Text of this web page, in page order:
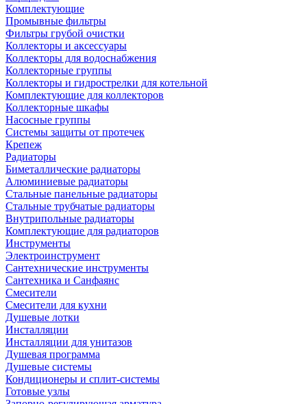
Комплектующие
Промывные фильтры
Фильтры грубой очистки
Коллекторы и аксессуары
Коллекторы для водоснабжения
Коллекторные группы
Коллекторы и гидрострелки для котельной
Комплектующие для коллекторов
Коллекторные шкафы
Насосные группы
Системы защиты от протечек
Крепеж
Радиаторы
Биметаллические радиаторы
Алюминиевые радиаторы
Стальные панельные радиаторы
Стальные трубчатые радиаторы
Внутрипольные радиаторы
Комплектующие для радиаторов
Инструменты
Электроинструмент
Сантехнические инструменты
Сантехника и Санфаянс
Смесители
Смесители для кухни
Душевые лотки
Инсталляции
Инсталляции для унитазов
Душевая программа
Душевые системы
Кондиционеры и сплит-системы
Готовые узлы